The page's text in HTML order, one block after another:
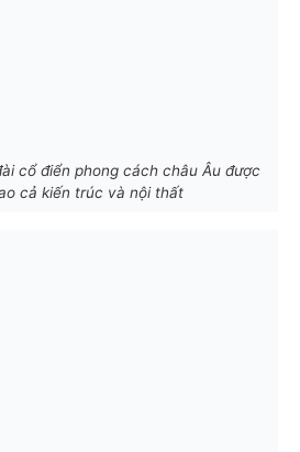
cổ điển phong cách châu Âu được
cả kiến trúc và nội thất